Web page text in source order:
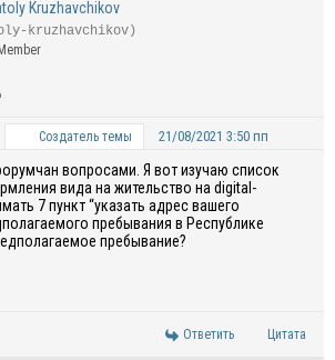
Kruzhavchikov
kruzhavchikov)
Создатель темы 21/08/2021 3:50 пп
вопросами. Я вот изучаю список
вида на жительство на digital-
7 пункт “указать адрес вашего
пребывания в Республике
пребывание?
Ответить Цитата